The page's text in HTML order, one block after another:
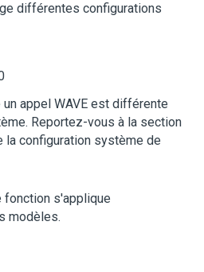
différentes configurations
appel WAVE est différente
Reportez-vous à la section
la configuration système de
fonction s'applique
modèles.